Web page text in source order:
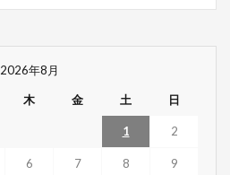
2026年8月
木 金 土 日
1 2
6 7 8 9